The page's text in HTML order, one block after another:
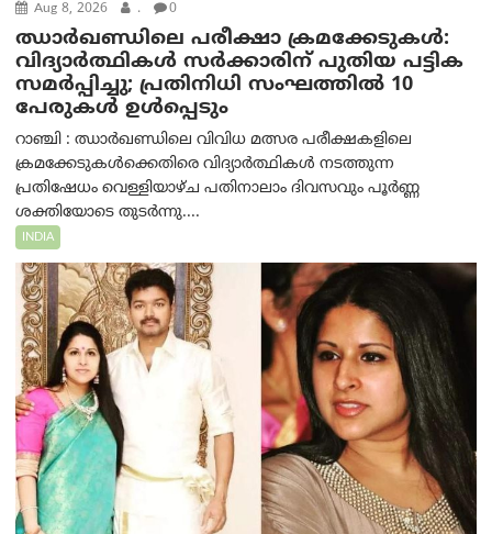
Aug 8, 2026 . 0
ഝാര്‍ഖണ്ഡിലെ പരീക്ഷാ ക്രമക്കേടുകള്‍:
വിദ്യാർത്ഥികൾ സർക്കാരിന് പുതിയ പട്ടിക
സമർപ്പിച്ചു; പ്രതിനിധി സംഘത്തിൽ 10
പേരുകൾ ഉൾപ്പെടും
റാഞ്ചി : ഝാർഖണ്ഡിലെ വിവിധ മത്സര പരീക്ഷകളിലെ
ക്രമക്കേടുകൾക്കെതിരെ വിദ്യാർത്ഥികൾ നടത്തുന്ന
പ്രതിഷേധം വെള്ളിയാഴ്ച പതിനാലാം ദിവസവും പൂർണ്ണ
ശക്തിയോടെ തുടർന്നു....
INDIA